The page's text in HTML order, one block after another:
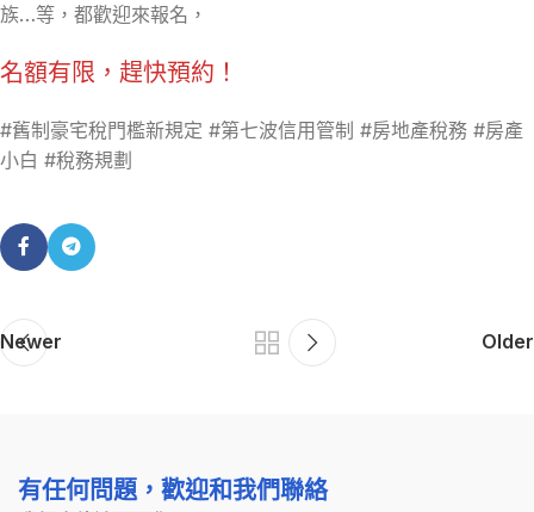
族…等，都歡迎來報名，
名額有限，趕快預約！
#舊制豪宅稅門檻新規定 #第七波信用管制 #房地產稅務 #房產
小白 #稅務規劃
Newer Older
有任何問題，歡迎和我們聯絡